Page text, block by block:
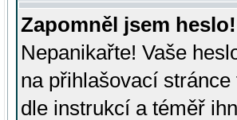
Zapomněl jsem heslo!
Nepanikařte! Vaše
na přihlašovací
dle instrukcí a téměř